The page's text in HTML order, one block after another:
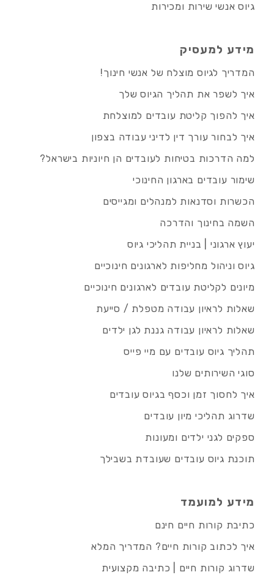
גיוס אנשי שירות ומכירות
מידע למעסיק
המדריך לגיוס מוצלח של אנשי חינוך!
איך לשפר את תהליך הגיוס שלך
איך להפוך קליטת עובדים למוצלחת
איך לבחור עורך דין לדיני עבודה בצפון
למה הדרכות בטיחות לעובדים הן חיוניות בישראל?
שימור עובדים בארגון החינוכי
הכשרות וסדנאות למנהלים ומגייסים
השמה בחינוך והדרכה
יעוץ ארגוני | בניית תהליכי גיוס
גיוס וניהול מחליפות לארגונים חינוכיים
מיונים לקליטת עובדים לארגונים חינוכיים
שאלות לראיון עבודה מטפלת / סייעת
שאלות לראיון עבודה גננת לגן ילדים
תהליך גיוס עובדים עם מיי פייס
סוגי השירותים שלנו
איך לחסוך זמן וכסף בגיוס עובדים
שדרוג תהליכי מיון עובדים
ספקים לגני ילדים ומעונות
תוכנת גיוס עובדים שעובדת בשבילך
מידע למועמד
כתיבת קורות חיים חינם
איך לכתוב קורות חיים? המדריך המלא
שדרוג קורות חיים | כתיבה מקצועית